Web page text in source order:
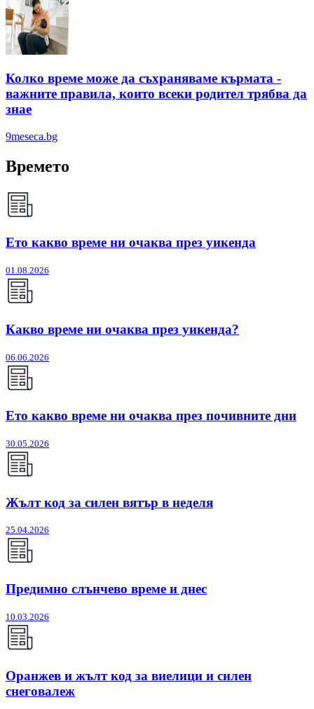
Колко време може да съхраняваме кърмата -
важните правила, които всеки родител трябва да
знае
9meseca.bg
Времето
Ето какво време ни очаква през уикенда
01.08.2026
Какво време ни очаква през уикенда?
06.06.2026
Ето какво време ни очаква през почивните дни
30.05.2026
Жълт код за силен вятър в неделя
25.04.2026
Предимно слънчево време и днес
10.03.2026
Оранжев и жълт код за виелици и силен
снеговалеж